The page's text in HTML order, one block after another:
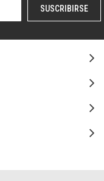
SUSCRIBIRSE